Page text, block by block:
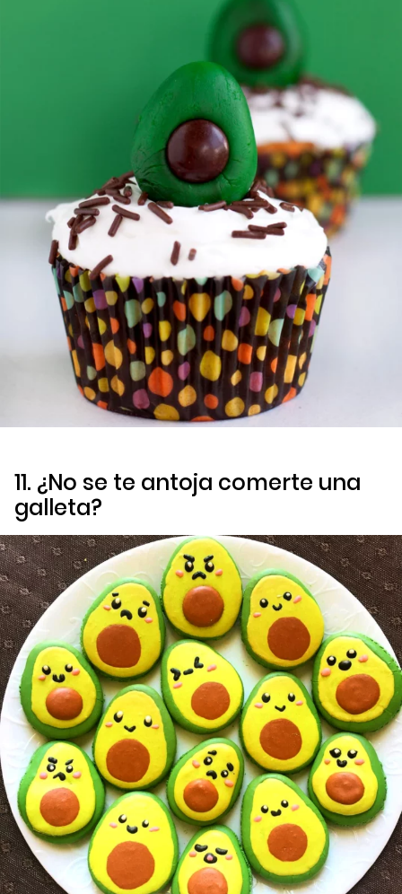
11. ¿No se te antoja comerte una
galleta?